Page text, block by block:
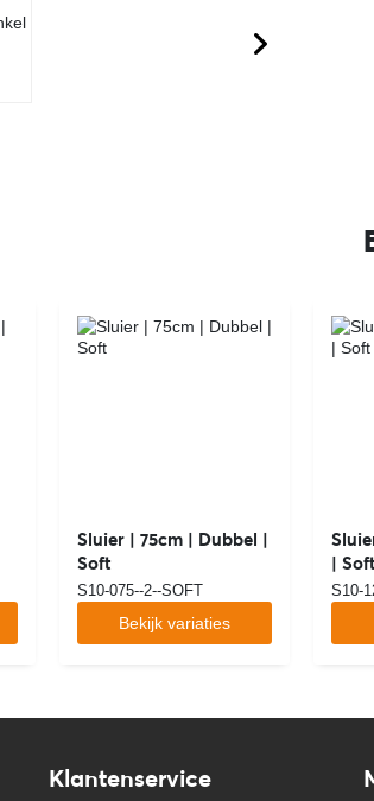
Sluier | 75cm | Dubbel |
Soft
S10-075--2--SOFT
Bekijk variaties
| Soft
S10-
Klantenservice